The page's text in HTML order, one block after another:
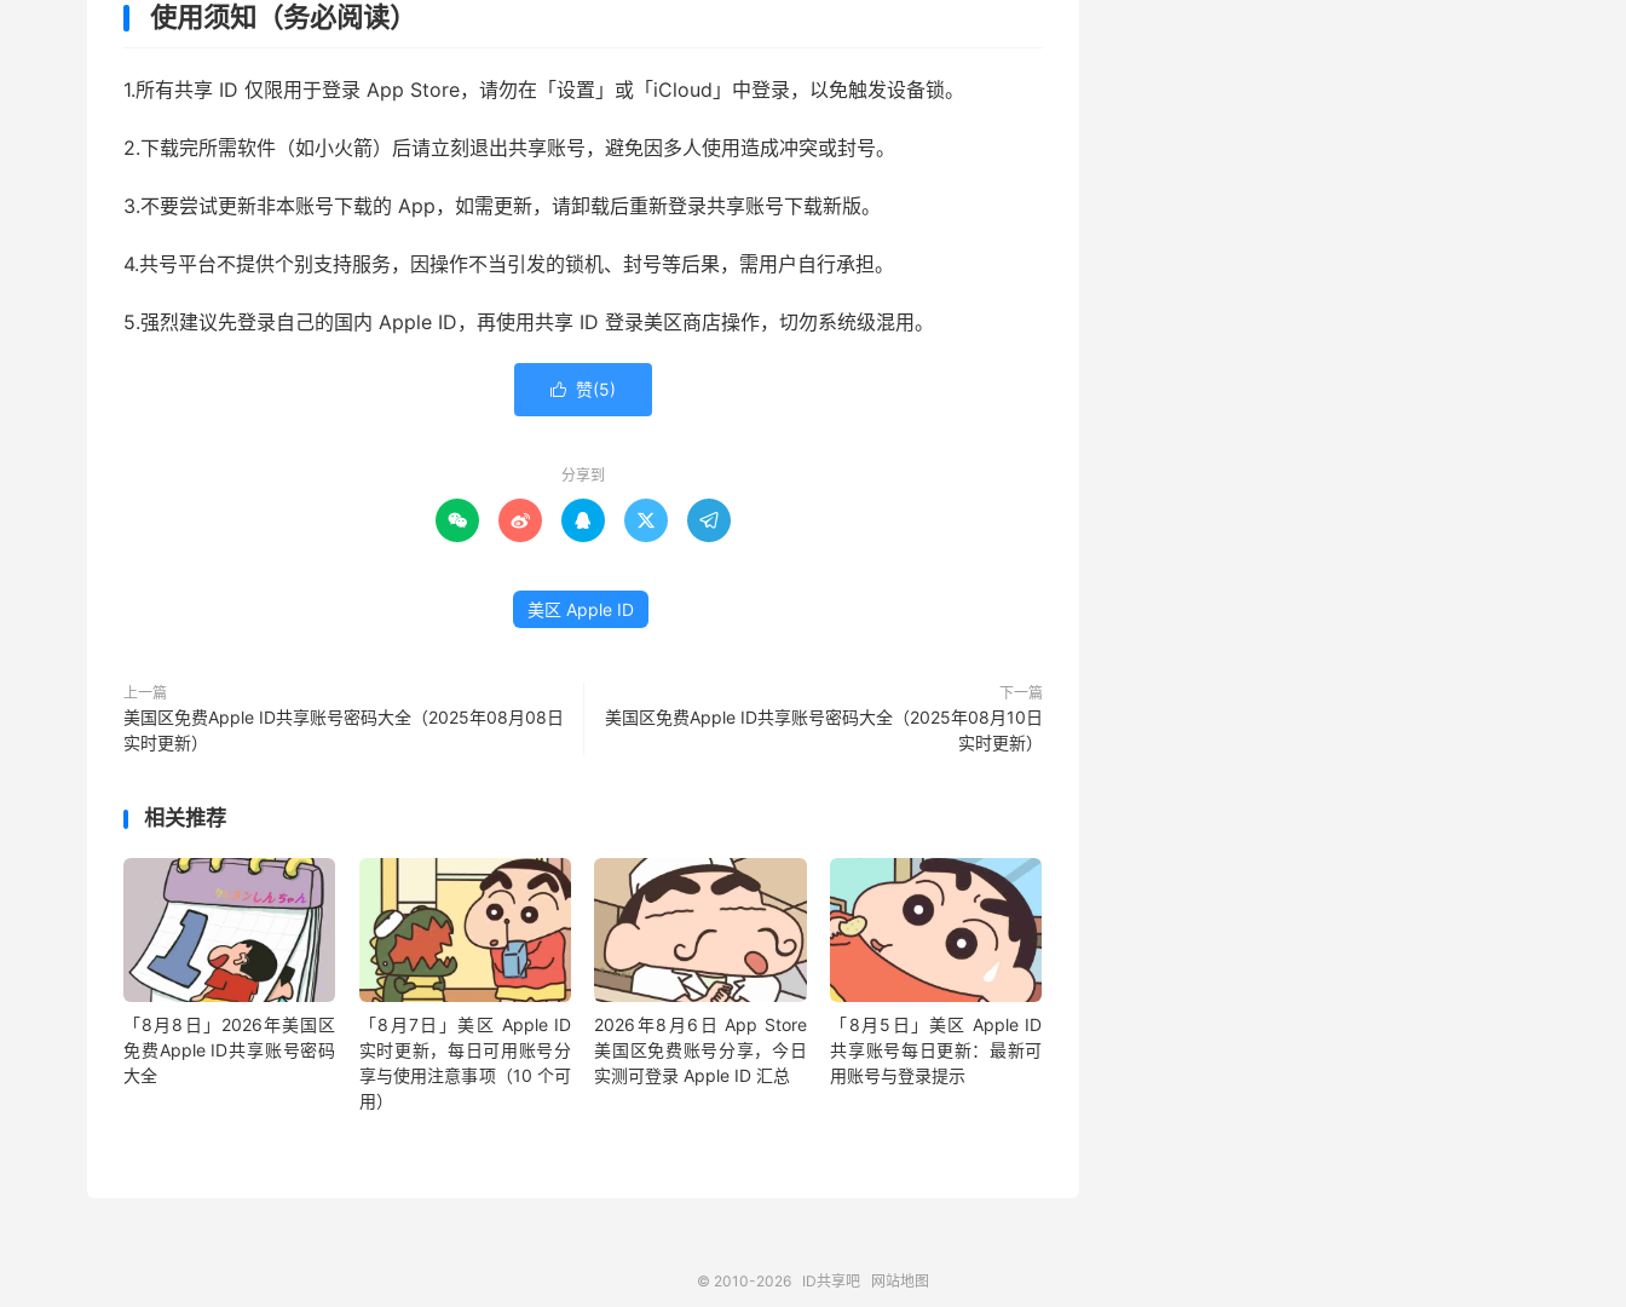
使用须知（务必阅读）
1.所有共享 ID 仅限用于登录 App Store，请勿在「设置」或「iCloud」中登录，以免触发设备锁。
2.下载完所需软件（如小火箭）后请立刻退出共享账号，避免因多人使用造成冲突或封号。
3.不要尝试更新非本账号下载的 App，如需更新，请卸载后重新登录共享账号下载新版。
4.共号平台不提供个别支持服务，因操作不当引发的锁机、封号等后果，需用户自行承担。
5.强烈建议先登录自己的国内 Apple ID，再使用共享 ID 登录美区商店操作，切勿系统级混用。
 赞(5)
分享到
    
美区 Apple ID
上一篇
美国区免费Apple ID共享账号密码大全（2025年08月08日
实时更新）
下一篇
美国区免费Apple ID共享账号密码大全（2025年08月10日
实时更新）
相关推荐
「8月8日」2026年美国区
免费Apple ID共享账号密码
大全
「8月7日」美区 Apple ID
实时更新，每日可用账号分
享与使用注意事项（10 个可
用）
2026年8月6日 App Store
美国区免费账号分享，今日
实测可登录 Apple ID 汇总
「8月5日」美区 Apple ID
共享账号每日更新：最新可
用账号与登录提示
© 2010-2026 ID共享吧 网站地图